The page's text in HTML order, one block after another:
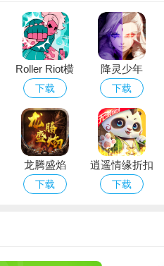
Roller Riot横
街快打
下载
降灵少年
（BT版）
下载
龙腾盛焰
下载
逍遥情缘折扣
版
下载